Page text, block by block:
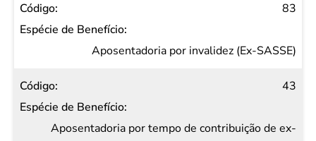
83
Aposentadoria por invalidez (Ex-SASSE)
43
Aposentadoria por tempo de contribuição de ex-